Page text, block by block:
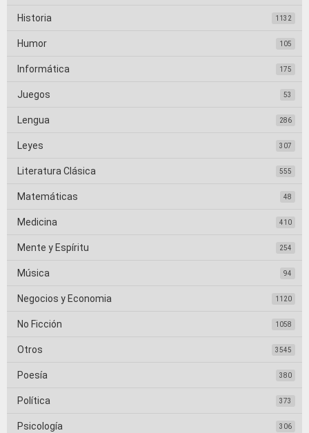
Historia 1132
Humor 105
Informática 175
Juegos 53
Lengua 286
Leyes 307
Literatura Clásica 555
Matemáticas 48
Medicina 410
Mente y Espíritu 254
Música 94
Negocios y Economia 1120
No Ficción 1058
Otros 3545
Poesía 380
Política 373
Psicología 306